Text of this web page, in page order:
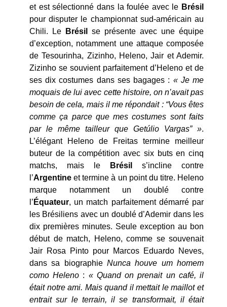
et est sélectionné dans la foulée avec le Brésil
pour disputer le championnat sud-américain au
Chili. Le
Brésil
se présente avec une équipe
d’exception, notamment une attaque composée
de Tesourinha, Zizinho, Heleno, Jair et Ademir.
Zizinho se souvient parfaitement d’Heleno et de
ses dix costumes dans ses bagages : « Je me
moquais de lui avec cette histoire, on n’avait pas
besoin de cela, mais il me répondait : “Vous êtes
comme ça parce que mes costumes sont faits
par le même tailleur que Getúlio Vargas” ».
L’élégant Heleno de Freitas termine meilleur
buteur de la compétition avec six buts en cinq
matchs, mais le
Brésil
s’incline contre
l’Argentineet termine à un point du titre. Heleno
marque notamment un doublé contre
l’ Équateur, un match parfaitement démarré par
les Brésiliens avec un doublé d’Ademir dans les
dix premières minutes. Seule exception au bon
début de match, Heleno, comme se souvenait
Jair Rosa Pinto pour Marcos Eduardo Neves,
dans sa biographie Nunca houve um homem
como Heleno : « Quand on prenait un café, il
était notre ami. Mais quand il mettait le maillot et
entrait sur le terrain, il se transformait, il était